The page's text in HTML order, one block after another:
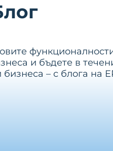
и бъдете в
– с блога на